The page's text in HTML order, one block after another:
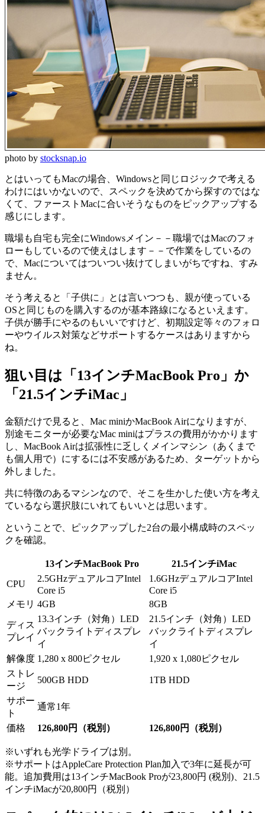
photo by stocksnap.io
とはいってもMacの場合、Windowsと同じロジックで考える
わけにはいかないので、スペックを決めてから探すのではな
くて、ファーストMacに合いそうなものをピックアップする
感じにします。
職場も自宅も完全にWindowsメイン－－職場ではMacのフォ
ローもしているので使えはします－－で作業をしているの
で、Macについてはついつい抜けてしまいがちですね、すみ
ません。
そう考えると「子供に」とは言いつつも、親が使っている
OSと同じものを購入するのが基本路線になるといえます。
子供が勝手にやるのもいいですけど、初期設定等々のフォロ
ーやウイルス対策などサポートするケースはありますから
ね。
狙い目は「13インチMacBook Pro」か
「21.5インチiMac」
金額だけで見ると、Mac miniかMacBook Airになりますが、
別途モニターが必要なMac miniはプラスの費用がかかります
し、MacBook Airは拡張性に乏しくメインマシン（あくまで
も個人用で）にするには不安感があるため、ターゲットから
外しました。
共に特徴のあるマシンなので、そこを生かした使い方を考え
ているなら選択肢にいれてもいいとは思います。
ということで、ピックアップした2台の最小構成時のスペッ
クを確認。
13インチMacBook Pro
21.5インチiMac
CPU
2.5GHzデュアルコアIntel
Core i5
1.6GHzデュアルコアIntel
Core i5
メモリ 4GB 8GB
ディス
プレイ
13.3インチ（対角）LED
バックライトディスプレ
イ
21.5インチ（対角）LED
バックライトディスプレ
イ
解像度 1,280 x 800ピクセル
1,920 x 1,080ピクセル
ストレ
ージ
500GB HDD 1TB HDD
サポー
ト
通常1年
価格 126,800円（税別） 126,800円（税別）
※いずれも光学ドライブは別。
※サポートはAppleCare Protection Plan加入で3年に延長が可
能。追加費用は13インチMacBook Proが23,800円 (税別)、21.5
インチiMacが20,800円（税別）